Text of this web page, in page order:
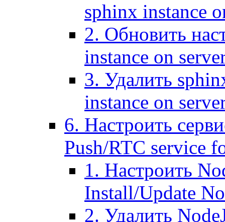
sphinx instance
2. Обновить
instance on
3. Удалить
instance on
6. Настроить
Push/RTC service
1. Настроить
Install/Update
2. Удалить